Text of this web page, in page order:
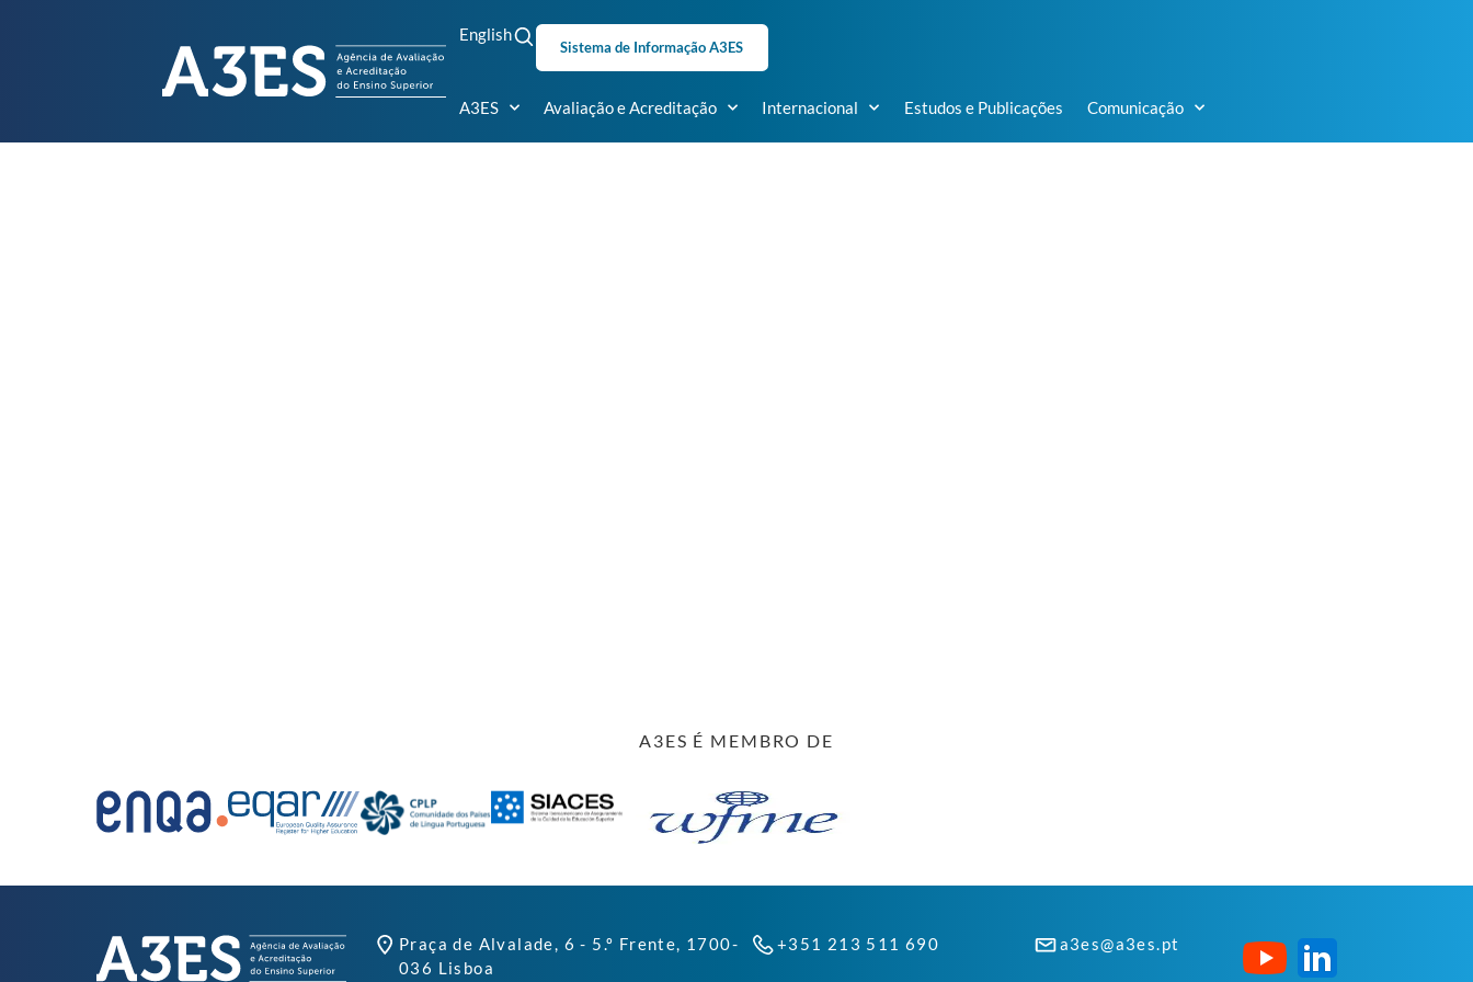
English
Sistema de Informação A3ES
A3ES Avaliação e Acreditação Internacional Estudos e Publicações Comunicação
A3ES É MEMBRO DE
Praça de Alvalade, 6 - 5.º Frente, 1700-
036 Lisboa
+351 213 511 690 a3es@a3es.pt